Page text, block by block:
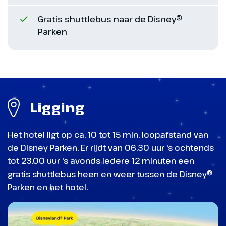
Gratis shuttlebus naar de Disney®
Parken
Ligging
Het hotel ligt op ca. 10 tot 15 min. loopafstand van
de Disney Parken. Er rijdt van 06.30 uur 's ochtends
tot 23.00 uur 's avonds iedere 12 minuten een
gratis shuttlebus heen en weer tussen de Disney®
Parken en het hotel.
naar de hemel.
Disneyland Park - Main Street, U.S.A.
Disneyland Paris - Mickey Mouse
Een voorproefje